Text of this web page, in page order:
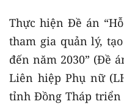
Thực hiện Đề án
tham gia quản lý,
đến năm 2030” (Đề
Liên hiệp Phụ nữ
tỉnh Đồng Tháp